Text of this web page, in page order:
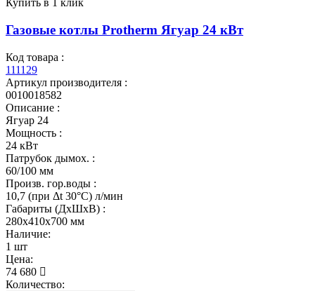
Купить в 1 клик
Газовые котлы Protherm Ягуар 24 кВт
Код товара :
111129
Артикул производителя :
0010018582
Описание :
Ягуар 24
Мощность :
24 кВт
Патрубок дымох. :
60/100 мм
Произв. гор.воды :
10,7 (при Δt 30°С) л/мин
Габариты (ДхШхВ) :
280x410x700 мм
Наличие:
1 шт
Цена:
74 680
Количество: